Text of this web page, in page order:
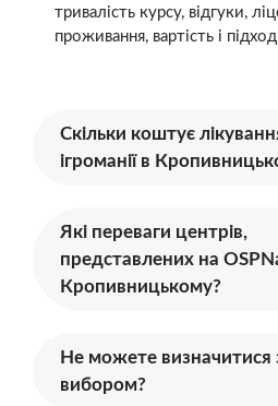
тривалість курсу, відгуки,
проживання, вартість і
Скільки коштує
ігроманії в
Які переваги центрів,
представлених на
Кропивницькому?
Не можете визначитися
вибором?